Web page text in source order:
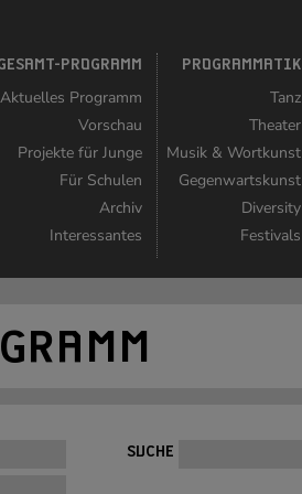
PROGRAMM
Aktuelles Programm
Vorschau
Projekte für Junge
Für Schulen
Archiv
Interessantes
PROGRAMMATIK
Tanz
Theater
Musik & Wortkunst
Gegenwartskunst
Diversity
Festivals
SUCHE